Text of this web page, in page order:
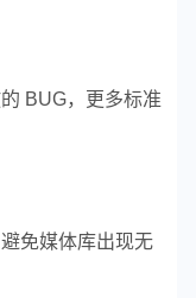
BUG，更多标准
免媒体库出现无